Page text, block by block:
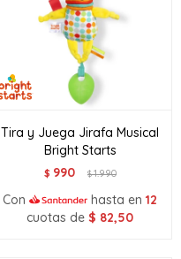
Tira y Juega Jirafa Musical
Bright Starts
$ 990 $1.990
Con hasta en 12
cuotas de $ 82,50